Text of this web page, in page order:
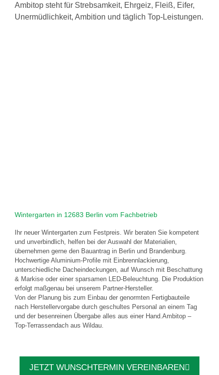
Ambitop steht für Strebsamkeit, Ehrgeiz, Fleiß, Eifer,
Unermüdlichkeit, Ambition und täglich Top-Leistungen.
Wintergarten in 12683 Berlin vom Fachbetrieb
Ihr neuer Wintergarten zum Festpreis. Wir beraten Sie kompetent
und unverbindlich, helfen bei der Auswahl der Materialien,
übernehmen gerne den Bauantrag in Berlin und Brandenburg.
Hochwertige Aluminium-Profile mit Einbrennlackierung,
unterschiedliche Dacheindeckungen, auf Wunsch mit Beschattung
& Markise oder einer sparsamen LED-Beleuchtung. Die Produktion
erfolgt maßgenau bei unserem Partner-Hersteller.
Von der Planung bis zum Einbau der genormten Fertigbauteile
nach Herstellervorgabe durch geschultes Personal an einem Tag
und der besenreinen Übergabe alles aus einer Hand.Ambitop –
Top-Terrassendach aus Wildau.
JETZT WUNSCHTERMIN VEREINBAREN